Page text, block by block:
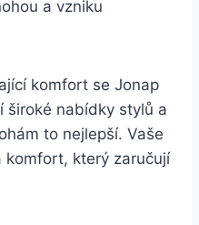
a ⁢vzniku
komfort se Jonap
široké ⁤nabídky stylů a
‍to ‍nejlepší. Vaše
komfort, který zaručují‍